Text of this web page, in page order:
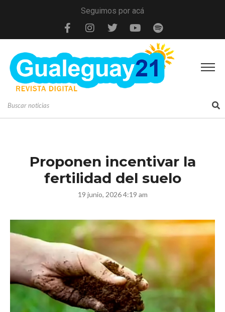
Seguimos por acá
Proponen incentivar la
fertilidad del suelo
19 junio, 2026 4:19 am